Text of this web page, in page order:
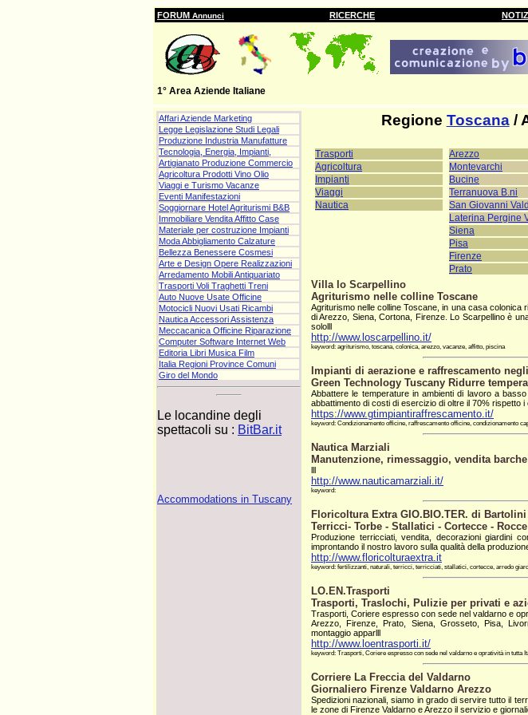
FORUM Annunci RICERCHE
1° Area Aziende Italiane
Affari Aziende Marketing
Legge Legislazione Studi Legali
Produzione Industria Manufatture
Tecnologia, Energia, Impianti,
Artigianato Produzione Commercio
Agricoltura Prodotti Vino Olio
Viaggi e Turismo Vacanze
Eventi Manifestazioni
Soggiornare Hotel Agriturismi B&B
Immobiliare Vendita Affitto Case
Materiale per costruzione Impianti
Moda Abbigliamento Calzature
Bellezza Benessere Cosmesi
Arte e Design Opere Realizzazioni
Arredamento Mobili Antiquariato
Trasporti Voli Traghetti Treni
Auto Nuove Usate Officine
Motocicli Nuovi Usati Ricambi
Nautica Accessori Assistenza
Meccacanica Officine Riparazione
Computer Software Internet Web
Editoria Libri Musica Film
Italia Regioni Province Comuni
Giro del Mondo
Le locandine degli
spettacoli su : BitBar.it
Accommodations in Tuscany
Regione Toscana/
Trasporti
Agricoltura
Impianti
Viaggi
Nautica
Arezzo
Montevarchi
Bucine
Terranuova B.ni
San Giovanni
Laterina Pergine
Siena
Pisa
Firenze
Prato
Villa lo Scarpellino
Agriturismo nelle colline Toscane
Agriturismo nelle colline Toscane, in una casa
di Arezzo, Siena, Cortona, Firenze. Lo Scarpellino è
sololll
http://www.loscarpellino.it/
keyword: agriturismo, toscana, colonica, arezzo, vacanze, affitto, piscina
Impianti di aerazione e raffrescamento
Green Technology Tuscany Ridurre
Abbattere le temperature in ambienti di lavoro a
abbattimento di costi di esercizio di oltre il 70% rispetto i
https://www.gtimpiantiraffrescamento.it/
keyword: Condizionamento officine, raffrescamento officine, condizionamento
Nautica Marziali
Manutenzione, rimessaggio, vendita
lll
http://www.nauticamarziali.it/
keyword:
Floricoltura Extra GIO.BIO.TER. di
Terricci- Torbe - Stallatici - Cortecce -
Produzione terricciati, vendita, decorazioni giardini
improntando il nostro lavoro sulla qualità della
http://www.floricolturaextra.it
keyword: fertilizzanti, naturali, terricci, terricciati, stallatici, cortecce, arredo
LO.EN.Trasporti
Trasporti, Traslochi, Pulizie per privati e
Trasporti, Coriere espresso con sede nel valdarno e
Arezzo, Firenze, Prato, Siena, Grosseto, Pisa,
montaggio apparlll
http://www.loentrasporti.it/
keyword: Trasporti, Coriere espresso con sede nel valdarno e opratività in tutta
Corriere La Freccia del Valdarno
Giornaliero Firenze Valdarno Arezzo
Spedizioni nazionali, siamo in grado di servire tutto il
le zone di Firenze Valdarno e Arezzo il servizio e